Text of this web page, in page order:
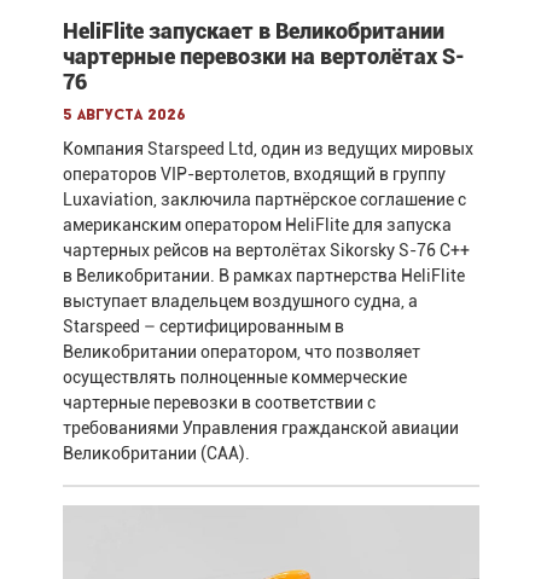
HeliFlite запускает в Великобритании
чартерные перевозки на вертолётах S-
76
5 августа 2026
Компания Starspeed Ltd, один из ведущих мировых
операторов VIP-вертолетов, входящий в группу
Luxaviation, заключила партнёрское соглашение с
американским оператором HeliFlite для запуска
чартерных рейсов на вертолётах Sikorsky S-76 C++
в Великобритании. В рамках партнерства HeliFlite
выступает владельцем воздушного судна, а
Starspeed – сертифицированным в
Великобритании оператором, что позволяет
осуществлять полноценные коммерческие
чартерные перевозки в соответствии с
требованиями Управления гражданской авиации
Великобритании (CAA).